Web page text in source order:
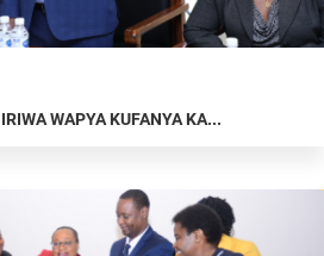
WAPYA KUFANYA KA...